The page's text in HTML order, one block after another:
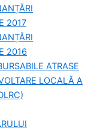
2017
2016
ATRASE
LOCALĂ A